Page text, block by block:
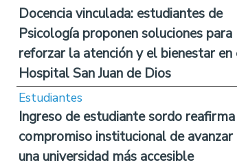
Docencia vinculada: estudiantes de
Psicología proponen soluciones para
reforzar la atención y el bienestar en
Hospital San Juan de Dios
Estudiantes
Ingreso de estudiante sordo reafirma
compromiso institucional de avanzar
una universidad más accesible